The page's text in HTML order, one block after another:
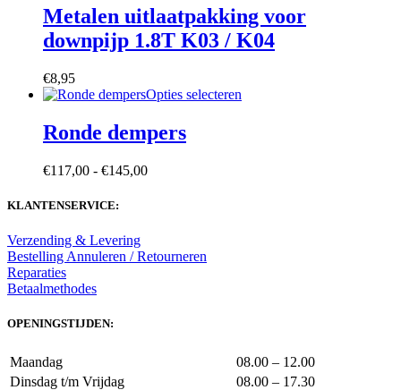
worden
op
de
Metalen uitlaatpakking voor
downpijp 1.8T K03 / K04
€8,95
Opties selecteren
Ronde dempers
€117,00 - €145,00Prijsklasse:
KLANTENSERVICE:
Verzending & Levering
Bestelling Annuleren / Retourneren
Reparaties
Betaalmethodes
OPENINGSTIJDEN:
Maandag
08.00 – 12.00
Dinsdag t/m Vrijdag
08.00 – 17.30